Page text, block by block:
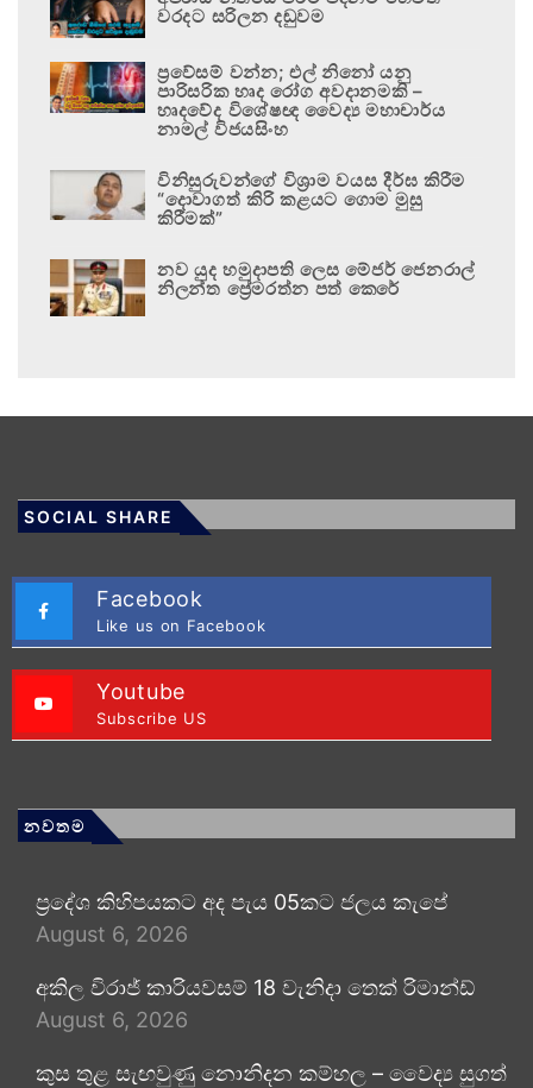
වරදට සරිලන දඬුවම
ප්‍රවේසම් වන්න; එල් නිනෝ යනු
පාරිසරික හෘද රෝග අවදානමකි –
හෘදවේද විශේෂඥ වෛද්‍ය මහාචාර්ය
නාමල් විජයසිංහ
විනිසුරුවන්ගේ විශ්‍රාම වයස දීර්ඝ කිරීම
“දොවාගත් කිරි කළයට ගොම මුසු
කිරීමක්”
නව යුද හමුදාපති ලෙස මේජර් ජෙනරාල්
නිලන්ත ප්‍රේමරත්න පත් කෙරේ
SOCIAL SHARE
Facebook
Like us on Facebook
Youtube
Subscribe US
නවතම
ප්‍රදේශ කිහිපයකට අද පැය 05කට ජලය කැපේ
August 6, 2026
අකිල විරාජ් කාරියවසම් 18 වැනිදා තෙක් රිමාන්ඩ්
August 6, 2026
කුස තුළ සැඟවුණු නොනිදන කම්හල – වෛද්‍ය සුගත්